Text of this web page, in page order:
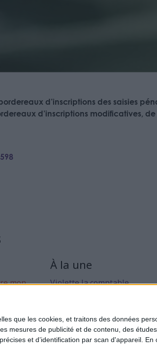
que les cookies, et traitons des données
mesures de publicité et de contenu, des
et d’identification par scan d'appareil.
d’inscriptions des saisies
d’inscriptions modificatives,
mon
À la une
Violette la comptable
Loueur en Meublé
Côté Retraite